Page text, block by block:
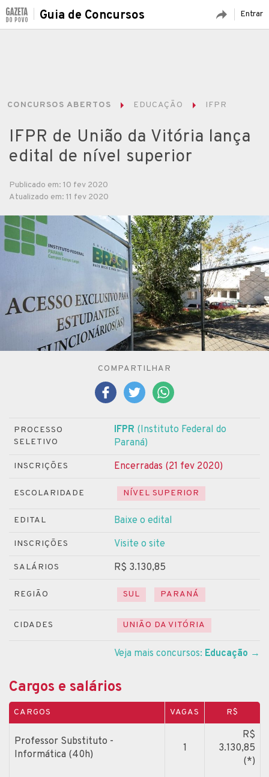
Entrar
Guia de Concursos
CONCURSOS ABERTOS EDUCAÇÃO IFPR
IFPR de União da Vitória lança
edital de nível superior
Publicado em: 10 fev 2020
Atualizado em: 11 fev 2020
COMPARTILHAR
PROCESSO
SELETIVO
IFPR (Instituto Federal do
Paraná)
INSCRIÇÕES Encerradas (21 fev 2020)
ESCOLARIDADE NÍVEL SUPERIOR
EDITAL Baixe o edital
INSCRIÇÕES Visite o site
SALÁRIOS R$ 3.130,85
REGIÃO SUL PARANÁ
CIDADES UNIÃO DA VITÓRIA
Veja mais concursos: Educação →
Cargos e salários
CARGOS VAGAS R$
Professor Substituto -
Informática (40h)
1
R$
3.130,85
(*)